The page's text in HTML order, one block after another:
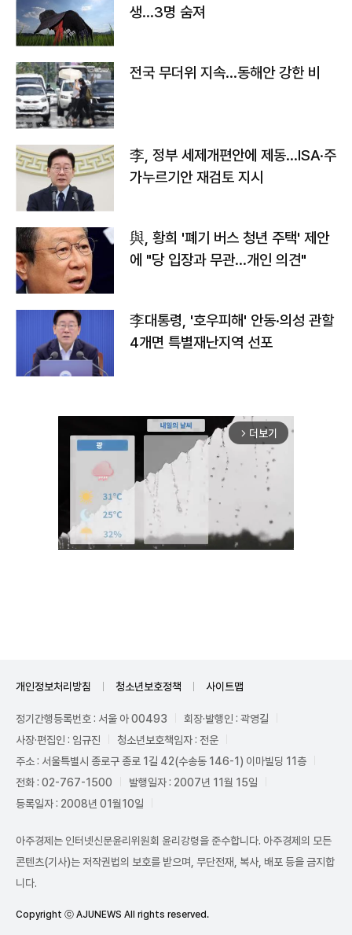
생…3명 숨져
전국 무더위 지속…동해안 강한 비
李, 정부 세제개편안에 제동…ISA·주
가누르기안 재검토 지시
與, 황희 '폐기 버스 청년 주택' 제안
에 "당 입장과 무관…개인 의견"
李대통령, '호우피해' 안동·의성 관할
4개면 특별재난지역 선포
arrow_forward_ios 더보기
개인정보처리방침 청소년보호정책 사이트맵
정기간행등록번호 : 서울 아 00493
회장·발행인 : 곽영길
사장·편집인 : 임규진
청소년보호책임자 : 전운
주소 : 서울특별시 종로구 종로 1길 42(수송동 146-1) 이마빌딩 11층
전화 : 02-767-1500
발행일자 : 2007년 11월 15일
등록일자 : 2008년 01월10일
아주경제는 인터넷신문윤리위원회 윤리강령을 준수합니다. 아주경제의 모든
콘텐츠(기사)는 저작권법의 보호를 받으며, 무단전재, 복사, 배포 등을 금지합
니다.
Copyright ⓒ AJUNEWS All rights reserved.